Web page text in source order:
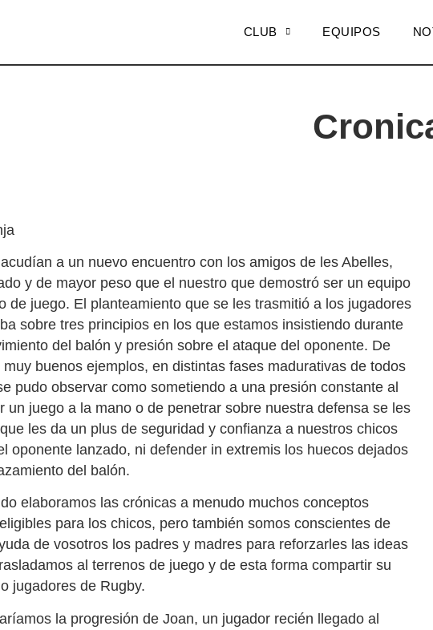
CLUB EQUIPOS
a un nuevo encuentro con los amigos de les Abelles,
y de mayor peso que el nuestro que demostró ser un equipo
de juego. El planteamiento que se les trasmitió a los jugadores
sobre tres principios en los que estamos insistiendo durante
del balón y presión sobre el ataque del oponente. De
buenos ejemplos, en distintas fases madurativas de todos
pudo observar como sometiendo a una presión constante al
un juego a la mano o de penetrar sobre nuestra defensa se les
les da un plus de seguridad y confianza a nuestros chicos
oponente lanzado, ni defender in extremis los huecos dejados
del balón.
elaboramos las crónicas a menudo muchos conceptos
para los chicos, pero también somos conscientes de
de vosotros los padres y madres para reforzarles las ideas
al terrenos de juego y de esta forma compartir su
jugadores de Rugby.
la progresión de Joan, un jugador recién llegado al